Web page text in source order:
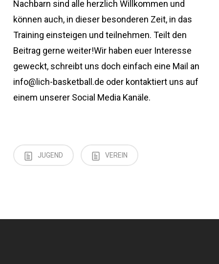
Nachbarn sind alle herzlich Willkommen und
können auch, in dieser besonderen Zeit, in das
Training einsteigen und teilnehmen. Teilt den
Beitrag gerne weiter!Wir haben euer Interesse
geweckt, schreibt uns doch einfach eine Mail an
info@lich-basketball.de oder kontaktiert uns auf
einem unserer Social Media Kanäle.
JUGEND VEREIN